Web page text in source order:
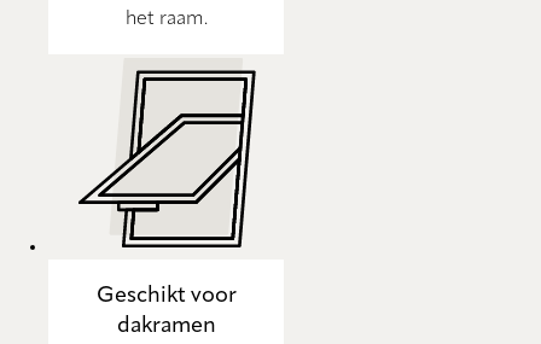
het raam.
Geschikt voor
dakramen